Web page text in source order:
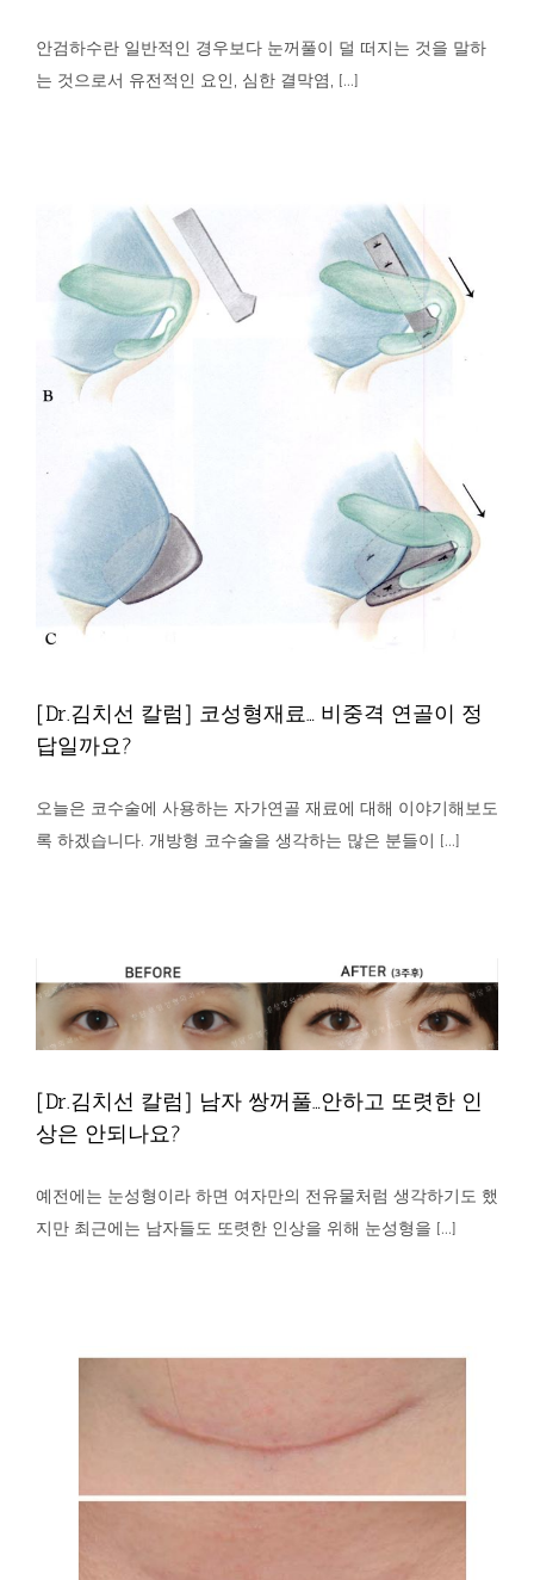
[Dr.김치선 칼럼] 안검하수(Blepharoptosis)란?
칼럼
안검하수란 일반적인 경우보다 눈꺼풀이 덜 떠지는 것을 말하
는 것으로서 유전적인 요인, 심한 결막염, [...]
[Dr.김치선 칼럼] 코성형재료… 비중격 연골이 정
답일까요?
오늘은 코수술에 사용하는 자가연골 재료에 대해 이야기해보도
록 하겠습니다. 개방형 코수술을 생각하는 많은 분들이 [...]
[Dr.김치선 칼럼] 남자 쌍꺼풀…안하고 또렷한 인상
은 안되나요?
[Dr.김치선 칼럼] 남자 쌍꺼풀…안하고 또렷한 인
상은 안되나요?
예전에는 눈성형이라 하면 여자만의 전유물처럼 생각하기도 했
지만 최근에는 남자들도 또렷한 인상을 위해 눈성형을 [...]